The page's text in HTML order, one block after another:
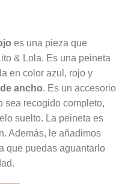
es una pieza que
& Lola. Es una peineta
en color azul, rojo y
ancho. Es un accesorio
sea recogido completo,
suelto. La peineta es
Además, le añadimos
que puedas aguantarlo